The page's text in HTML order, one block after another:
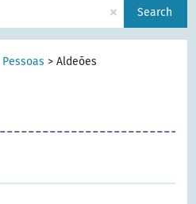
× Search
Pessoas >Aldeões